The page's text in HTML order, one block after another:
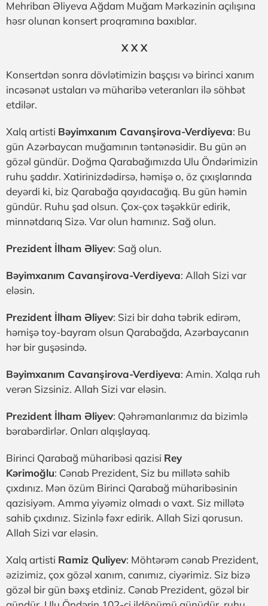
Mehriban Əliyeva Ağdam Muğam Mərkəzinin açılışına
həsr olunan konsert proqramına baxıblar.
X X X
Konsertdən sonra dövlətimizin başçısı və birinci xanım
incəsənət ustaları və müharibə veteranları ilə söhbət
etdilər.
Xalq artisti Bəyimxanım Cavanşirova-Verdiyeva: Bu
gün Azərbaycan muğamının təntənəsidir. Bu gün ən
gözəl gündür. Doğma Qarabağımızda Ulu Öndərimizin
ruhu şaddır. Xatirinizdədirsə, həmişə o, öz çıxışlarında
deyərdi ki, biz Qarabağa qayıdacağıq. Bu gün həmin
gündür. Ruhu şad olsun. Çox-çox təşəkkür edirik,
minnətdarıq Sizə. Var olun hamınız. Sağ olun.
Prezident İlham Əliyev: Sağ olun.
Bəyimxanım Cavanşirova-Verdiyeva: Allah Sizi var
eləsin.
Prezident İlham Əliyev: Sizi bir daha təbrik edirəm,
həmişə toy-bayram olsun Qarabağda, Azərbaycanın
hər bir guşəsində.
Bəyimxanım Cavanşirova-Verdiyeva: Amin. Xalqa ruh
verən Sizsiniz. Allah Sizi var eləsin.
Prezident İlham Əliyev: Qəhrəmanlarımız da bizimlə
bərabərdirlər. Onları alqışlayaq.
Birinci Qarabağ müharibəsi qazisi Rey
Kərimoğlu: Cənab Prezident, Siz bu millətə sahib
çıxdınız. Mən özüm Birinci Qarabağ müharibəsinin
qazisiyəm. Amma yiyəmiz olmadı o vaxt. Siz millətə
sahib çıxdınız. Sizinlə fəxr edirik. Allah Sizi qorusun.
Allah Sizi var eləsin.
Xalq artisti Ramiz Quliyev: Möhtərəm cənab Prezident,
əzizimiz, çox gözəl xanım, canımız, ciyərimiz. Siz bizə
gözəl bir gün bəxş etdiniz. Cənab Prezident, gözəl bir